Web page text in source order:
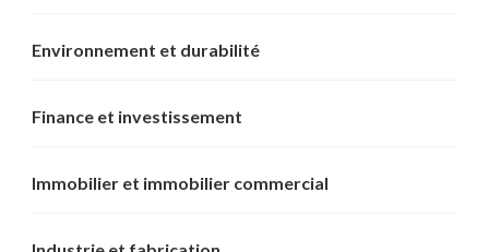
Environnement et durabilité
Finance et investissement
Immobilier et immobilier commercial